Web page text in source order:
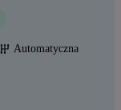
Automatyczna